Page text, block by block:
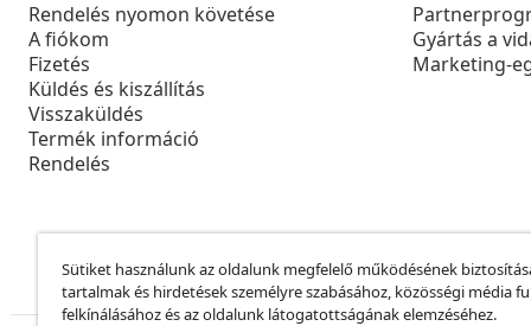
Rendelés nyomon követése
A fiókom
Fizetés
Küldés és kiszállítás
Visszaküldés
Termék információ
Rendelés
Gyártás a
Marketing-
Sütiket használunk az oldalunk megfelelő működésének
tartalmak és hirdetések személyre szabásához, közösségi média
felkínálásához és az oldalunk látogatottságának elemzéséhez.